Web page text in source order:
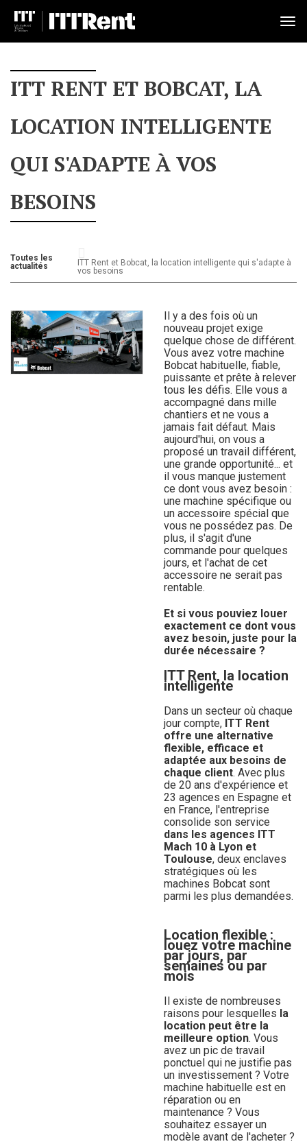
Toutes les
actualités
ITT Rent et Bobcat, la location intelligente qui s'adapte à
vos besoins
ITT RENT ET BOBCAT, LA
LOCATION INTELLIGENTE
QUI S'ADAPTE À VOS
BESOINS
Il y a des fois où un
nouveau projet exige
quelque chose de différent.
Vous avez votre machine
Bobcat habituelle, fiable,
puissante et prête à relever
tous les défis. Elle vous a
accompagné dans mille
chantiers et ne vous a
jamais fait défaut. Mais
aujourd'hui, on vous a
proposé un travail différent,
une grande opportunité... et
il vous manque justement
ce dont vous avez besoin :
une machine spécifique ou
un accessoire spécial que
vous ne possédez pas. De
plus, il s'agit d'une
commande pour quelques
jours, et l'achat de cet
accessoire ne serait pas
rentable.
Et si vous pouviez louer
exactement ce dont vous
avez besoin, juste pour la
durée nécessaire ?
ITT Rent, la location
intelligente
Dans un secteur où chaque
jour compte, ITT Rent
offre une alternative
flexible, efficace et
adaptée aux besoins de
chaque client. Avec plus
de 20 ans d'expérience et
23 agences en Espagne et
en France, l'entreprise
consolide son service
dans les agences ITT
Mach 10 à Lyon et
Toulouse, deux enclaves
stratégiques où les
machines Bobcat sont
parmi les plus demandées.
Location flexible :
louez votre machine
par jours, par
semaines ou par
mois
Il existe de nombreuses
raisons pour lesquelles la
location peut être la
meilleure option. Vous
avez un pic de travail
ponctuel qui ne justifie pas
un investissement ? Votre
machine habituelle est en
réparation ou en
maintenance ? Vous
souhaitez essayer un
modèle avant de l'acheter ?